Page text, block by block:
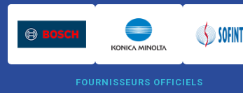
FOURNISSEURS OFFICIELS